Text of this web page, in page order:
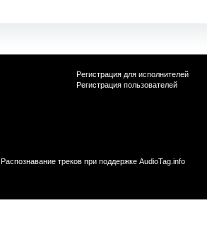
Регистрация для исполнителей
Регистрация пользователей
Распознавание треков при поддержке AudioTag.info